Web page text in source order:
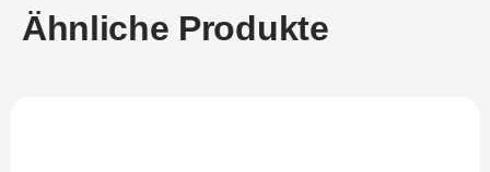
Ähnliche Produkte